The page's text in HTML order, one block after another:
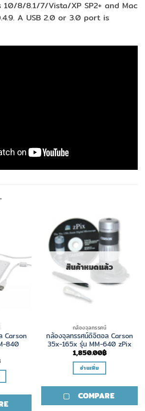
10/8/8.1/7/Vista/XP SP2+ and Mac
A USB 2.0 or 3.0 port is
Carson
840
สินค้าหมดแล้ว
กล้องจุลทรรศน์
กล้องจุลทรรศน์ดิจิตอล Carson
35x-165x รุ่น MM-640 zPix
1,850.00฿
อ่านเพิ่ม
COMPARE